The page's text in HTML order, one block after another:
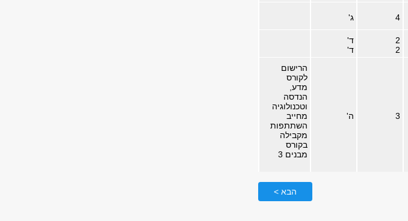
4 ג'
2
2
ד'
ד'
3 ה'
הרישום
לקורס
מדע,
הנדסה
וטכנולוגיה
מחייב
השתתפות
מקבילה
בקורס
מבנים 3
הבא >